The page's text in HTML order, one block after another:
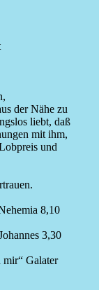
der Nähe zu
liebt, daß
mit ihm,
und
8,10
3,30
Galater